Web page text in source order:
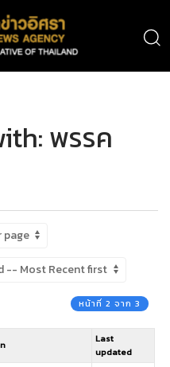
พรรค
หน้าที่ 2 จาก 3
Last
updated